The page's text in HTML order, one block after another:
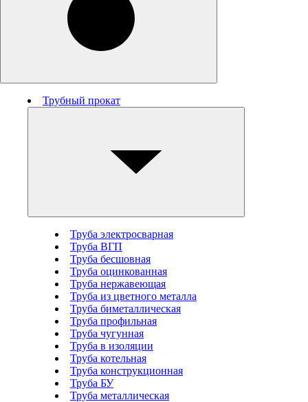
Трубный прокат
Труба электросварная
Труба ВГП
Труба бесшовная
Труба оцинкованная
Труба нержавеющая
Труба из цветного металла
Труба биметаллическая
Труба профильная
Труба чугунная
Труба в изоляции
Труба котельная
Труба конструкционная
Труба БУ
Труба металлическая